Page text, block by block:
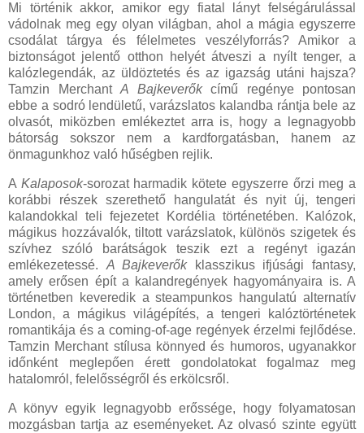
Mi történik akkor, amikor egy fiatal lányt felségárulással
vádolnak meg egy olyan világban, ahol a mágia egyszerre
csodálat tárgya és félelmetes veszélyforrás? Amikor a
biztonságot jelentő otthon helyét átveszi a nyílt tenger, a
kalózlegendák, az üldöztetés és az igazság utáni hajsza?
Tamzin Merchant A Bajkeverőkcímű regénye pontosan
ebbe a sodró lendületű, varázslatos kalandba rántja bele az
olvasót, miközben emlékeztet arra is, hogy a legnagyobb
bátorság sokszor nem a kardforgatásban, hanem az
önmagunkhoz való hűségben rejlik.
A Kalaposok-sorozat harmadik kötete egyszerre őrzi meg a
korábbi részek szerethető hangulatát és nyit új, tengeri
kalandokkal teli fejezetet Kordélia történetében. Kalózok,
mágikus hozzávalók, tiltott varázslatok, különös szigetek és
szívhez szóló barátságok teszik ezt a regényt igazán
emlékezetessé. A Bajkeverőkklasszikus ifjúsági fantasy,
amely erősen épít a kalandregények hagyományaira is. A
történetben keveredik a steampunkos hangulatú alternatív
London, a mágikus világépítés, a tengeri kalóztörténetek
romantikája és a coming-of-age regények érzelmi fejlődése.
Tamzin Merchant stílusa könnyed és humoros, ugyanakkor
időnként meglepően érett gondolatokat fogalmaz meg
hatalomról, felelősségről és erkölcsről.
A könyv egyik legnagyobb erőssége, hogy folyamatosan
mozgásban tartja az eseményeket. Az olvasó szinte együtt